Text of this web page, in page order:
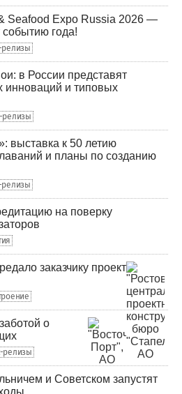
Seafood Expo Russia 2026 —
событию года!
релизы
в России представят
инноваций и типовых
релизы
к 50 летию
и планы по созданию
релизы
на поверку
заказчику проект
о
релизы
и Советском запустят